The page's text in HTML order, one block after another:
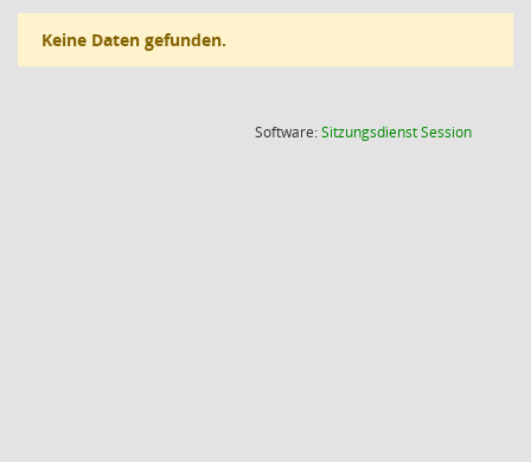
Keine Daten gefunden.
Software:SitzungsdienstSession(Wird in